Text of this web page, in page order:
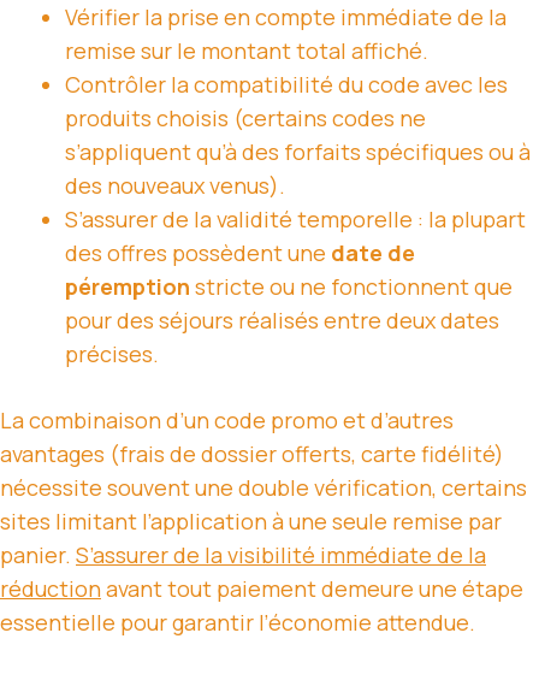
Vérifier la prise en compte immédiate de la
remise sur le montant total affiché.
Contrôler la compatibilité du code avec les
produits choisis (certains codes ne
s’appliquent qu’à des forfaits spécifiques ou à
des nouveaux venus).
S’assurer de la validité temporelle : la plupart
des offres possèdent une date de
péremption stricte ou ne fonctionnent que
pour des séjours réalisés entre deux dates
précises.
La combinaison d’un code promo et d’autres
avantages (frais de dossier offerts, carte fidélité)
nécessite souvent une double vérification, certains
sites limitant l’application à une seule remise par
panier. S’assurer de la visibilité immédiate de la
réductionavant tout paiement demeure une étape
essentielle pour garantir l’économie attendue.